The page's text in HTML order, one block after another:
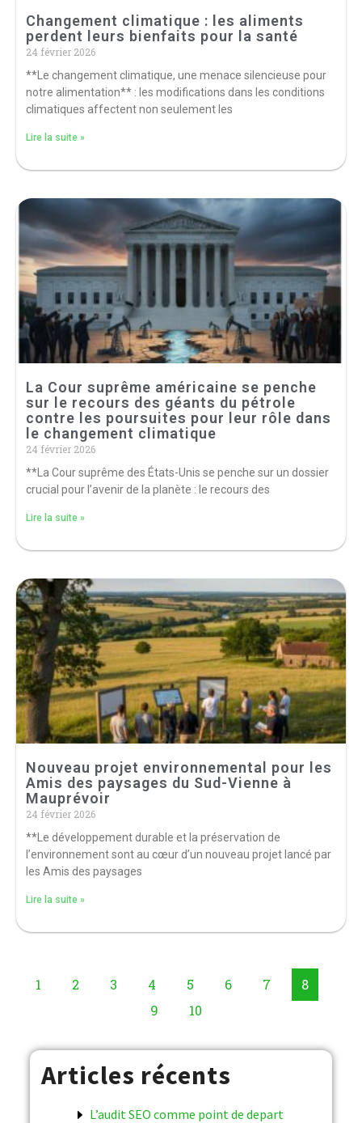
Changement climatique : les aliments
perdent leurs bienfaits pour la santé
24 février 2026
**Le changement climatique, une menace silencieuse pour
notre alimentation** : les modifications dans les conditions
climatiques affectent non seulement les
Lire la suite »
La Cour suprême américaine se penche
sur le recours des géants du pétrole
contre les poursuites pour leur rôle dans
le changement climatique
24 février 2026
**La Cour suprême des États-Unis se penche sur un dossier
crucial pour l’avenir de la planète : le recours des
Lire la suite »
Nouveau projet environnemental pour les
Amis des paysages du Sud-Vienne à
Mauprévoir
24 février 2026
**Le développement durable et la préservation de
l’environnement sont au cœur d’un nouveau projet lancé par
les Amis des paysages
Lire la suite »
1 2 3 4 5 6 7
8
9
10
Articles récents
L’audit SEO comme point de depart